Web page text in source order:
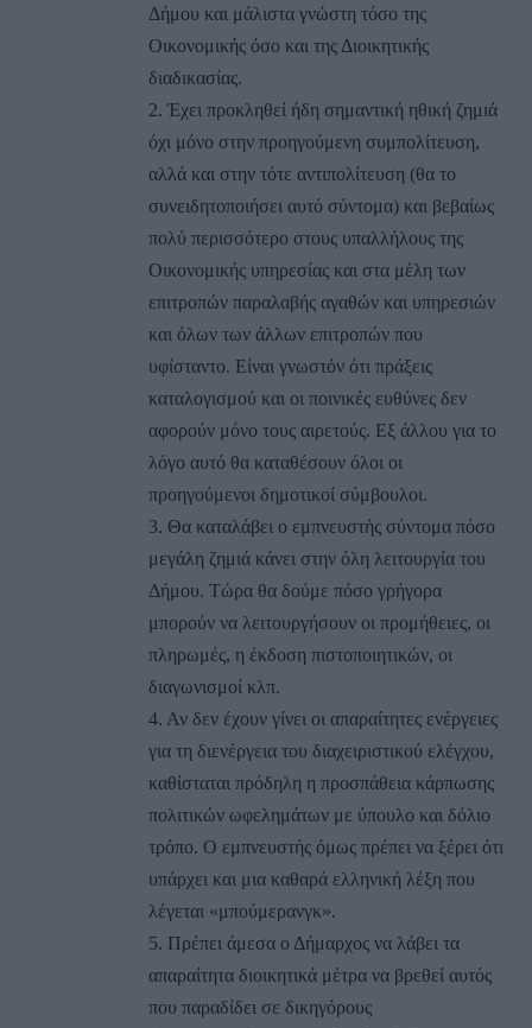
Δήμου και μάλιστα γνώστη τόσο της
Οικονομικής όσο και της Διοικητικής
διαδικασίας.
2. Έχει προκληθεί ήδη σημαντική ηθική ζημιά
όχι μόνο στην προηγούμενη συμπολίτευση,
αλλά και στην τότε αντιπολίτευση (θα το
συνειδητοποιήσει αυτό σύντομα) και βεβαίως
πολύ περισσότερο στους υπαλλήλους της
Οικονομικής υπηρεσίας και στα μέλη των
επιτροπών παραλαβής αγαθών και υπηρεσιών
και όλων των άλλων επιτροπών που
υφίσταντο. Είναι γνωστόν ότι πράξεις
καταλογισμού και οι ποινικές ευθύνες δεν
αφορούν μόνο τους αιρετούς. Εξ άλλου για το
λόγο αυτό θα καταθέσουν όλοι οι
προηγούμενοι δημοτικοί σύμβουλοι.
3. Θα καταλάβει ο εμπνευστής σύντομα πόσο
μεγάλη ζημιά κάνει στην όλη λειτουργία του
Δήμου. Τώρα θα δούμε πόσο γρήγορα
μπορούν να λειτουργήσουν οι προμήθειες, οι
πληρωμές, η έκδοση πιστοποιητικών, οι
διαγωνισμοί κλπ.
4. Αν δεν έχουν γίνει οι απαραίτητες ενέργειες
για τη διενέργεια του διαχειριστικού ελέγχου,
καθίσταται πρόδηλη η προσπάθεια κάρπωσης
πολιτικών ωφελημάτων με ύπουλο και δόλιο
τρόπο. Ο εμπνευστής όμως πρέπει να ξέρει ότι
υπάρχει και μια καθαρά ελληνική λέξη που
λέγεται «μπούμερανγκ».
5. Πρέπει άμεσα ο Δήμαρχος να λάβει τα
απαραίτητα διοικητικά μέτρα να βρεθεί αυτός
που παραδίδει σε δικηγόρους